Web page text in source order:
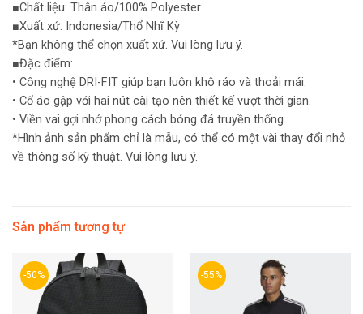
■Chất liệu: Thân áo/100% Polyester
■Xuất xứ: Indonesia/Thổ Nhĩ Kỳ
*Bạn không thể chọn xuất xứ. Vui lòng lưu ý.
■Đặc điểm:
• Công nghệ DRI-FIT giúp bạn luôn khô ráo và thoải mái.
• Cổ áo gập với hai nút cài tạo nên thiết kế vượt thời gian.
• Viền vai gợi nhớ phong cách bóng đá truyền thống.
*Hình ảnh sản phẩm chỉ là mẫu, có thể có một vài thay đổi nhỏ
về thông số kỹ thuật. Vui lòng lưu ý.
Sản phẩm tương tự
-50% -55%